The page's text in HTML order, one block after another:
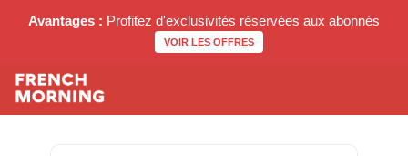
Avantages : Profitez d'exclusivités réservées aux abonnés
VOIR LES OFFRES